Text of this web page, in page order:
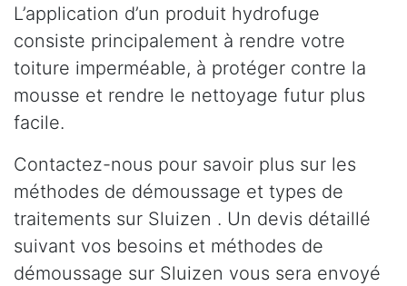
L’application d’un produit hydrofuge
consiste principalement à rendre votre
toiture imperméable, à protéger contre la
mousse et rendre le nettoyage futur plus
facile.
Contactez-nous pour savoir plus sur les
méthodes de démoussage et types de
traitements sur Sluizen . Un devis détaillé
suivant vos besoins et méthodes de
démoussage sur Sluizen vous sera envoyé